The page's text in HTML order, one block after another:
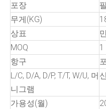
포장
무게(KG)
상표
MOQ
1
항구
L/C, D/A, D/P, T/T, W/U, 머
니그램
가용성(월)